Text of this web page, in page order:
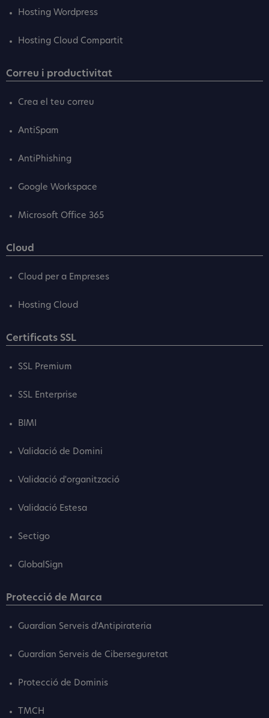
Hosting Wordpress
Hosting Cloud Compartit
Correu i productivitat
Crea el teu correu
AntiSpam
AntiPhishing
Google Workspace
Microsoft Office 365
Cloud
Cloud per a Empreses
Hosting Cloud
Certificats SSL
SSL Premium
SSL Enterprise
BIMI
Validació de Domini
Validació d'organització
Validació Estesa
Sectigo
GlobalSign
Protecció de Marca
Guardian Serveis d'Antipirateria
Guardian Serveis de Ciberseguretat
Protecció de Dominis
TMCH